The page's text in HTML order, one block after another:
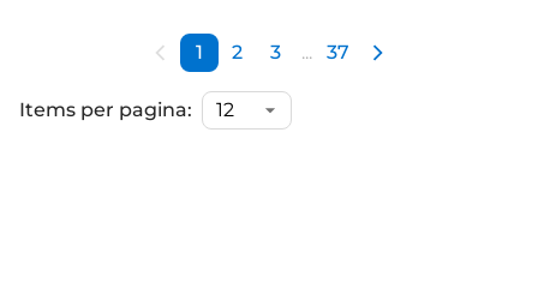
1 2 3 ... 37
Items per pagina: